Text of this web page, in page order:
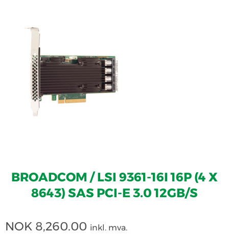
BROADCOM / LSI 9361-16I 16P (4 X
8643) SAS PCI-E 3.0 12GB/S
NOK 8,260.00 inkl. mva.